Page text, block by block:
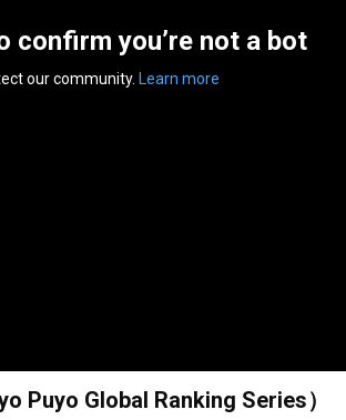
confirm you’re not a bot
our community. Learn more
Puyo Global Ranking Series）